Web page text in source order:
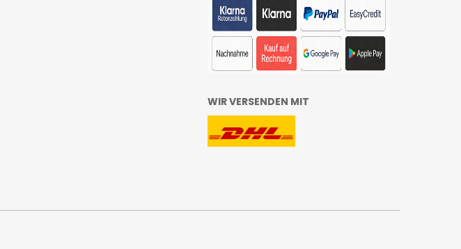
WIR VERSENDEN MIT